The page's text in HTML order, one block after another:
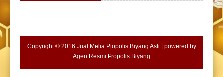
Copyright © 2016 Jual Melia Propolis Biyang Asli | powered by
Agen Resmi Propolis Biyang